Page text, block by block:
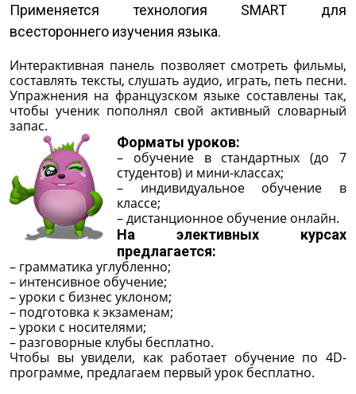
Применяется технология SMART для
всестороннего изучения языка.
Интерактивная панель позволяет смотреть фильмы,
составлять тексты, слушать аудио, играть, петь песни.
Упражнения на французском языке составлены так,
чтобы ученик пополнял свой активный словарный
запас.
Форматы уроков:
– обучение в стандартных (до 7
студентов) и мини-классах;
– индивидуальное обучение в
классе;
– дистанционное обучение онлайн.
На элективных курсах
предлагается:
– грамматика углубленно;
– интенсивное обучение;
– уроки с бизнес уклоном;
– подготовка к экзаменам;
– уроки с носителями;
– разговорные клубы бесплатно.
Чтобы вы увидели, как работает обучение по 4D-
программе, предлагаем первый урок бесплатно.